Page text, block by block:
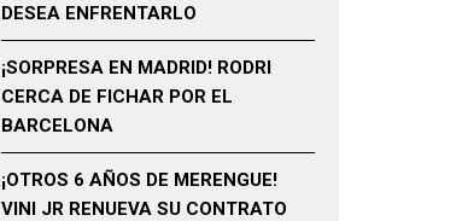
DESEA ENFRENTARLO
¡SORPRESA EN MADRID! RODRI
CERCA DE FICHAR POR EL
BARCELONA
¡OTROS 6 AÑOS DE MERENGUE!
VINI JR RENUEVA SU CONTRATO